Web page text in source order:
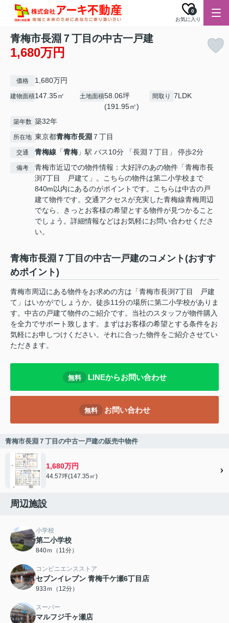
お気に入り
0
青梅市長淵７丁目の中古一戸建
1,680万円
価格 1,680万円
建物面積147.35㎡ 土地面積58.06坪
(191.95㎡)
間取り 7LDK
築年数 築32年
所在地 東京都青梅市長淵 ７丁目
交通 青梅線 「青梅」駅 バス10分 「長淵７丁目」 停歩2分
備考
青梅市近辺での物件情報：大好評のあの物件「青梅市長
渕7丁目 戸建て」。こちらの物件は第二小学校まで
840m以内にあるのがポイントです。こちらは中古の戸
建て物件です。交通アクセスが充実した青梅線青梅周辺
でなら、きっとお客様の希望とする物件が見つかること
でしょう。詳細情報などはお気軽にお問い合わせくださ
い。
青梅市長淵７丁目の中古一戸建のコメント(おすす
めポイント)
青梅市周辺にある物件をお求めの方は「青梅市長渕7丁目 戸建
て」はいかがでしょうか。徒歩11分の場所に第二小学校がありま
す。中古の戸建て物件のご紹介です。当社のスタッフが物件購入
を全力でサポート致します。まずはお客様の希望とする条件をお
気軽にお申しつけください。それに合った物件をご紹介させてい
ただきます。
無料 LINEからお問い合わせ
無料 お問い合わせ
青梅市長淵７丁目の中古一戸建の販売中物件
1,680万円
44.57坪(147.35㎡)
周辺施設
小学校
第二小学校
840ｍ（11分）
コンビニエンスストア
セブンイレブン 青梅千ケ瀬6丁目店
933ｍ（12分）
スーパー
マルフジ千ヶ瀬店